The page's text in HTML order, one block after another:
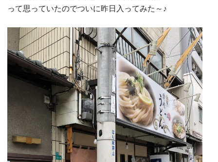
って思っていたのでついに昨日入ってみた～♪